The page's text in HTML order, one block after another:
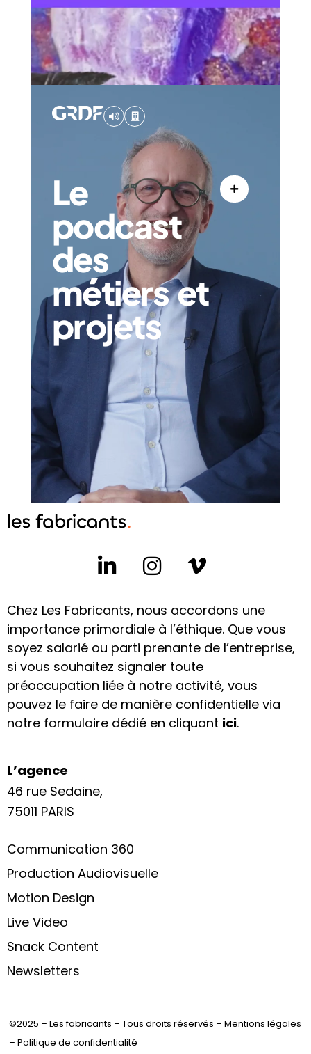
Le
podcast
des
métiers et
projets
Chez Les Fabricants, nous accordons une
importance primordiale à l’éthique. Que vous
soyez salarié ou parti prenante de l’entreprise,
si vous souhaitez signaler toute
préoccupation liée à notre activité, vous
pouvez le faire de manière confidentielle via
notre formulaire dédié en cliquant ici.
L’agence
46 rue Sedaine,
75011 PARIS
Communication 360
Production Audiovisuelle
Motion Design
Live Video
Snack Content
Newsletters
©2025 – Les fabricants – Tous droits réservés –Mentions légales
–Politique de confidentialité